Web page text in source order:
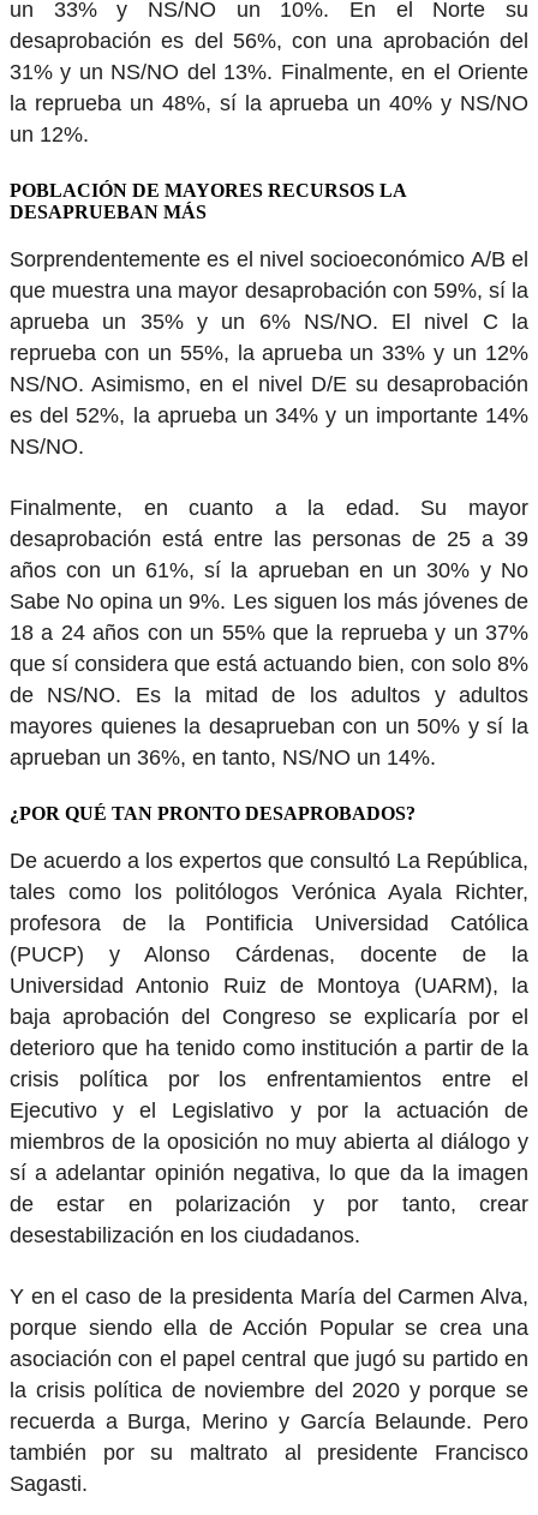
un 33% y NS/NO un 10%. En el Norte su
desaprobación es del 56%, con una aprobación del
31% y un NS/NO del 13%. Finalmente, en el Oriente
la reprueba un 48%, sí la aprueba un 40% y NS/NO
un 12%.
POBLACIÓN DE MAYORES RECURSOS LA
DESAPRUEBAN MÁS
Sorprendentemente es el nivel socioeconómico A/B el
que muestra una mayor desaprobación con 59%, sí la
aprueba un 35% y un 6% NS/NO. El nivel C la
reprueba con un 55%, la aprueba un 33% y un 12%
NS/NO. Asimismo, en el nivel D/E su desaprobación
es del 52%, la aprueba un 34% y un importante 14%
NS/NO.
Finalmente, en cuanto a la edad. Su mayor
desaprobación está entre las personas de 25 a 39
años con un 61%, sí la aprueban en un 30% y No
Sabe No opina un 9%. Les siguen los más jóvenes de
18 a 24 años con un 55% que la reprueba y un 37%
que sí considera que está actuando bien, con solo 8%
de NS/NO. Es la mitad de los adultos y adultos
mayores quienes la desaprueban con un 50% y sí la
aprueban un 36%, en tanto, NS/NO un 14%.
¿POR QUÉ TAN PRONTO DESAPROBADOS?
De acuerdo a los expertos que consultó La República,
tales como los politólogos Verónica Ayala Richter,
profesora de la Pontificia Universidad Católica
(PUCP) y Alonso Cárdenas, docente de la
Universidad Antonio Ruiz de Montoya (UARM), la
baja aprobación del Congreso se explicaría por el
deterioro que ha tenido como institución a partir de la
crisis política por los enfrentamientos entre el
Ejecutivo y el Legislativo y por la actuación de
miembros de la oposición no muy abierta al diálogo y
sí a adelantar opinión negativa, lo que da la imagen
de estar en polarización y por tanto, crear
desestabilización en los ciudadanos.
Y en el caso de la presidenta María del Carmen Alva,
porque siendo ella de Acción Popular se crea una
asociación con el papel central que jugó su partido en
la crisis política de noviembre del 2020 y porque se
recuerda a Burga, Merino y García Belaunde. Pero
también por su maltrato al presidente Francisco
Sagasti.